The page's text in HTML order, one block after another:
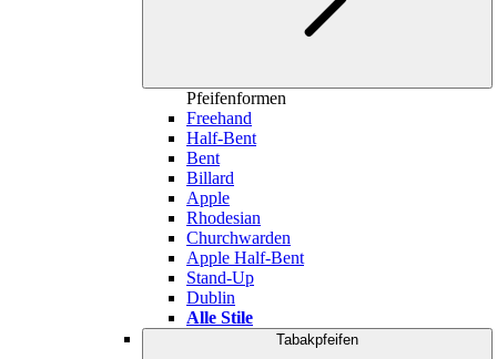
Pfeifenformen
Freehand
Half-Bent
Bent
Billard
Apple
Rhodesian
Churchwarden
Apple Half-Bent
Stand-Up
Dublin
Alle Stile
Tabakpfeifen